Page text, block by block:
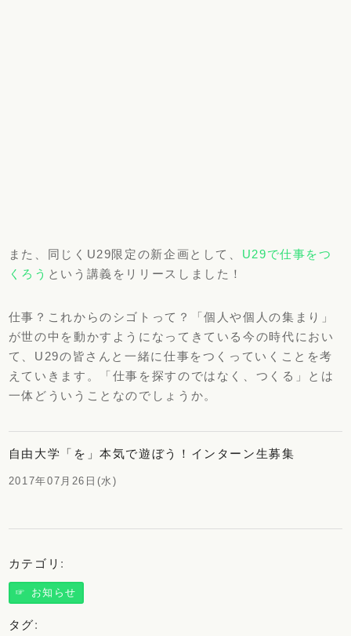
また、同じくU29限定の新企画として、 U29で仕事をつ
くろう という講義をリリースしました！
仕事？これからのシゴトって？「個人や個人の集まり」
が世の中を動かすようになってきている今の時代におい
て、U29の皆さんと一緒に仕事をつくっていくことを考
えていきます。「仕事を探すのではなく、つくる」とは
一体どういうことなのでしょうか。
自由大学「を」本気で遊ぼう！インターン生募集
2017年07月26日(水)
カテゴリ :
☞ お知らせ
タグ: